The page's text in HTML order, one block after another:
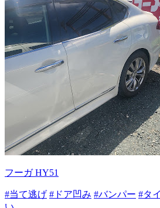
フーガ HY51
#当て逃げ #ドア凹み #バンパー #タ